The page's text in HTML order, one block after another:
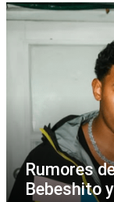
Rumores
Bebeshito